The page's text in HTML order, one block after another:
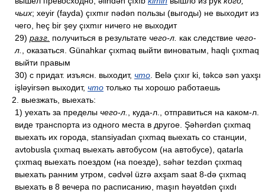
чьих; xeyir (fayda) çıxmır nədən пользы (выгоды) не выходит из
чего, heç bir şey çıxmır ничего не выходит
29) разг. получиться в результате чего-л. как следствие чего-
л.
, оказаться. Günahkar çıxmaq выйти виноватым, haqlı çıxmaq
выйти правым
30) с придат. изъясн. выходит, что . Belə çıxır ki, təkcə sən yaxşı
işləyirsən выходит, что только ты хорошо работаешь
2. выезжать, выехать:
1) уехать за пределы чего-л.
, куда-л., отправиться на каком-л.
виде транспорта из одного места в другое. Şəhərdən çıxmaq
выехать их города, stansiyadan çıxmaq выехать со станции,
avtobusla çıxmaq выехать автобусом (на автобусе), qatarla
çıxmaq выехать поездом (на поезде), səhər tezdən çıxmaq
выехать ранним утром, cədvəl üzrə axşam saat 8-də çıxmaq
выехать в 8 вечера по расписанию, maşın həyətdən çıxdı